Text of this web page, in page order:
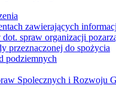
zawierających
spraw organizacji
przeznaczonej do spożycia
podziemnych
Spolecznych i Rozwoju